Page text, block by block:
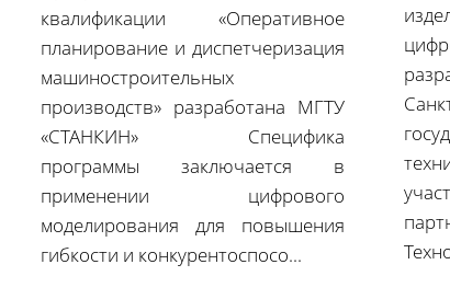
квалификации «Оперативное
планирование и диспетчеризация
машиностроительных
производств» разработана МГТУ
«СТАНКИН» ‎ ‎Специфика
программы заключается в
применении цифрового
моделирования для повышения
гибкости и конкурентоспосо...